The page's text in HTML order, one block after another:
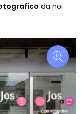
da noi